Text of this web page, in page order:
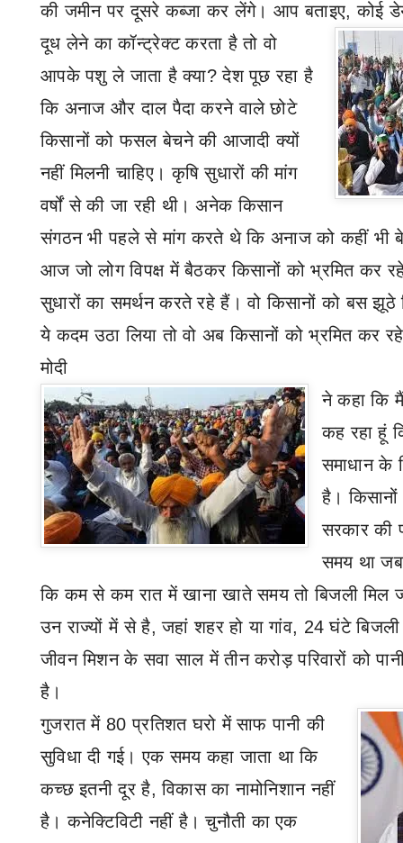
की जमीन पर दूसरे कब्जा कर लेंगे। आप बताइए,कोई
दूध लेने का कॉन्ट्रेक्ट करता है तो वो
आपके पशु ले जाता है क्या?देश पूछ रहा है
कि अनाज और दाल पैदा करने वाले छोटे
किसानों को फसल बेचने की आजादी क्यों
नहीं मिलनी चाहिए। कृषि सुधारों की मांग
वर्षों से की जा रही थी। अनेक किसान
संगठन भी पहले से मांग करते थे कि अनाज को कहीं भी
आज जो लोग विपक्ष में बैठकर किसानों को भ्रमित कर
सुधारों का समर्थन करते रहे हैं। वो किसानों को बस
ये कदम उठा लिया तो वो अब किसानों को भ्रमित कर
मोदी
ने कहा कि
कह रहा हूं
समाधान के
है। किसानों
सरकार की
समय था जब
कि कम से कम रात में खाना खाते समय तो बिजली
उन राज्यों में से है,जहां शहर हो या गांव, 24 घंटे
जीवन मिशन के सवा साल में तीन करोड़ परिवारों को
है।
गुजरात में 80 प्रतिशत घरो में साफ पानी की
सुविधा दी गई। एक समय कहा जाता था कि
कच्छ इतनी दूर है,विकास का नामोनिशान नहीं
है। कनेक्टिविटी नहीं है। चुनौती का एक